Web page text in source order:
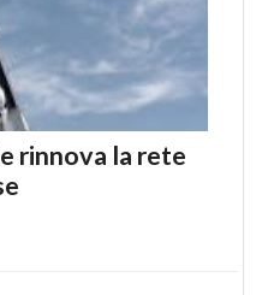
rinnova la rete